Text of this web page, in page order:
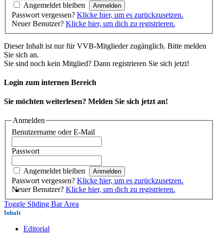
Angemeldet bleiben
Passwort vergessen? Klicke hier, um es zurückzusetzen.
Neuer Benutzer? Klicke hier, um dich zu registrieren.
Dieser Inhalt ist nur für VVB-Mitglieder zugänglich. Bitte melden
Sie sich an.
Sie sind noch kein Mitglied? Dann registrieren Sie sich jetzt!
Login zum internen Bereich
Sie möchten weiterlesen? Melden Sie sich jetzt an!
Anmelden
Benutzername oder E-Mail
Passwort
Angemeldet bleiben
Passwort vergessen? Klicke hier, um es zurückzusetzen.
Neuer Benutzer? Klicke hier, um dich zu registrieren.
Toggle Sliding Bar Area
Inhalt
Editorial